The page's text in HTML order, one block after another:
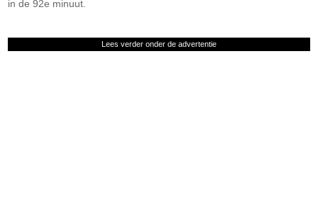
in de 92e minuut.
Lees verder onder de advertentie